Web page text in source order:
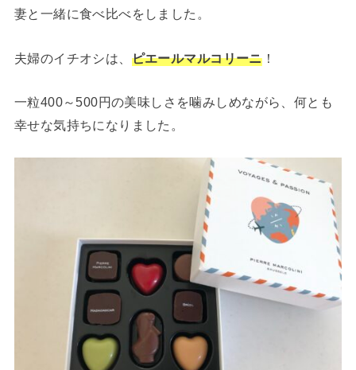
妻と一緒に食べ比べをしました。
夫婦のイチオシは、 ピエールマルコリーニ！
一粒400～500円の美味しさを噛みしめながら、何とも
幸せな気持ちになりました。